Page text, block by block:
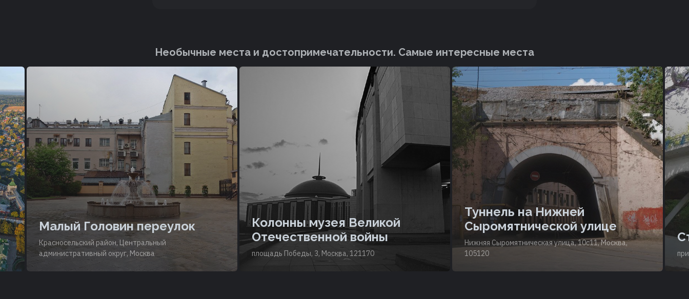
Необычные места и достопримечательности. Cамые интересные места
Малый Головин переулок
Красносельский район, Центральный
административный округ, Москва
Колонны музея Великой
Отечественной войны
площадь Победы, 3, Москва, 121170
Туннель на Нижней
Сыромятнической улице
Нижняя Сыромятническая улица, 10с11, Москва,
105120